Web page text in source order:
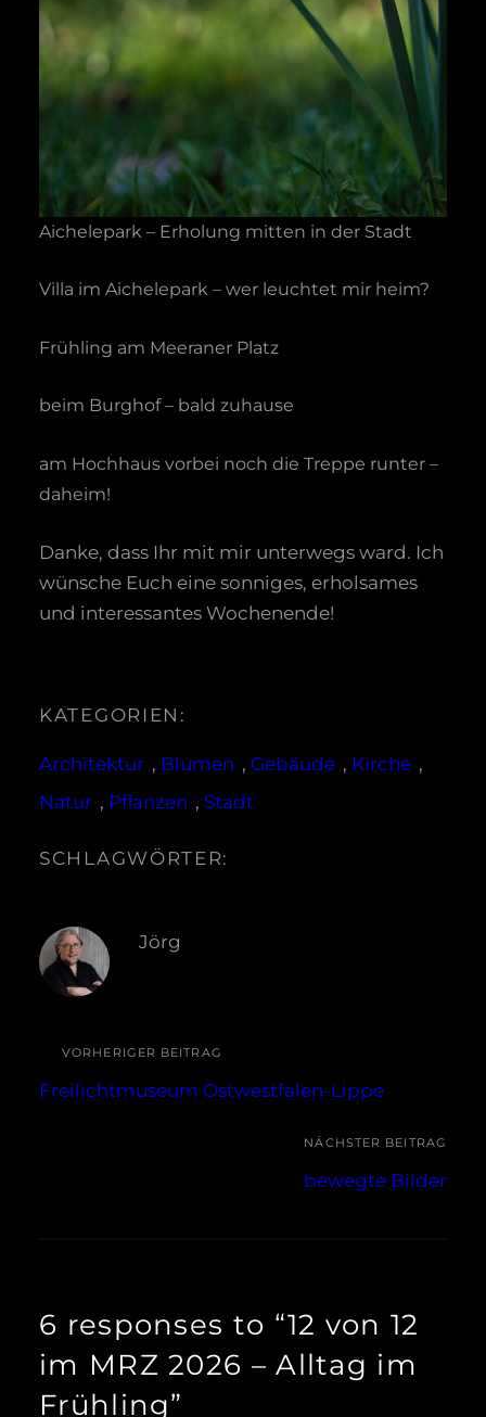
Aichelepark – Erholung mitten in der Stadt
Villa im Aichelepark – wer leuchtet mir heim?
Frühling am Meeraner Platz
beim Burghof – bald zuhause
am Hochhaus vorbei noch die Treppe runter –
daheim!
Danke, dass Ihr mit mir unterwegs ward. Ich
wünsche Euch eine sonniges, erholsames
und interessantes Wochenende!
KATEGORIEN:
Architektur , Blumen , Gebäude , Kirche ,
Natur , Pflanzen , Stadt
SCHLAGWÖRTER:
Jörg
VORHERIGER BEITRAG
Freilichtmuseum Ostwestfalen-Lippe
NÄCHSTER BEITRAG
bewegte Bilder
6 responses to “12 von 12
im MRZ 2026 – Alltag im
Frühling”